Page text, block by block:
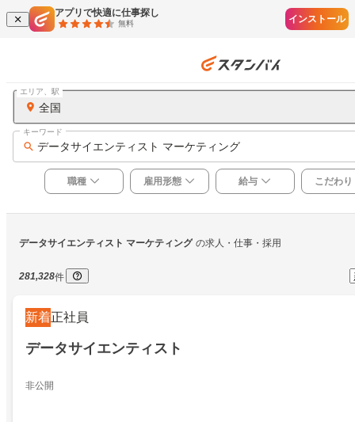
アプリで快適に仕事探し
無料 インストール
全国
エリア、駅
データサイエンティスト マーケティング
キーワード
職種 雇用形態 給与 こだわり
データサイエンティスト マーケティング の求人・仕事・採用
281,328件
新着正社員
データサイエンティスト
非公開